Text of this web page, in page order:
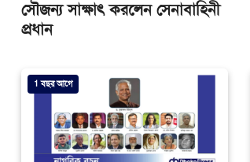
সৌজন্য সাক্ষাৎ করলেন সেনাবাহিনী
প্রধান
1 বছর আগে